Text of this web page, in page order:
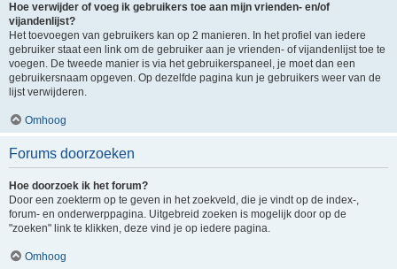
Hoe verwijder of voeg ik gebruikers toe aan mijn vrienden- en/of
vijandenlijst?
Het toevoegen van gebruikers kan op 2 manieren. In het profiel van iedere
gebruiker staat een link om de gebruiker aan je vrienden- of vijandenlijst toe te
voegen. De tweede manier is via het gebruikerspaneel, je moet dan een
gebruikersnaam opgeven. Op dezelfde pagina kun je gebruikers weer van de
lijst verwijderen.
Omhoog
Forums doorzoeken
Hoe doorzoek ik het forum?
Door een zoekterm op te geven in het zoekveld, die je vindt op de index-,
forum- en onderwerppagina. Uitgebreid zoeken is mogelijk door op de
"zoeken" link te klikken, deze vind je op iedere pagina.
Omhoog